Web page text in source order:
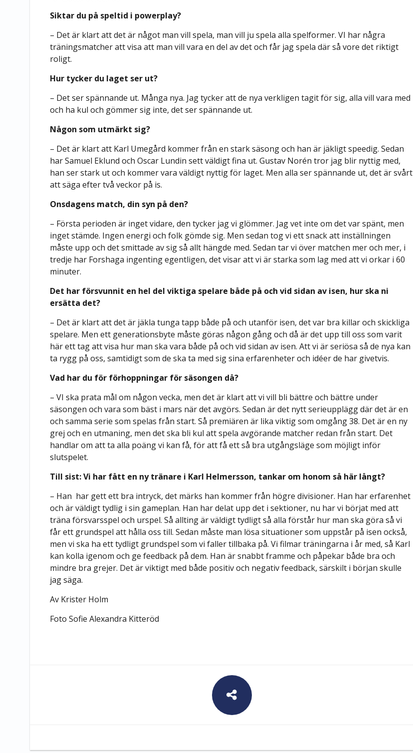
Siktar du på speltid i powerplay?
– Det är klart att det är något man vill spela, man vill ju spela alla spelformer. VI har några
träningsmatcher att visa att man vill vara en del av det och får jag spela där så vore det riktigt
roligt.
Hur tycker du laget ser ut?
– Det ser spännande ut. Många nya. Jag tycker att de nya verkligen tagit för sig, alla vill vara med
och ha kul och gömmer sig inte, det ser spännande ut.
Någon som utmärkt sig?
– Det är klart att Karl Umegård kommer från en stark säsong och han är jäkligt speedig. Sedan
har Samuel Eklund och Oscar Lundin sett väldigt fina ut. Gustav Norén tror jag blir nyttig med,
han ser stark ut och kommer vara väldigt nyttig för laget. Men alla ser spännande ut, det är svårt
att säga efter två veckor på is.
Onsdagens match, din syn på den?
– Första perioden är inget vidare, den tycker jag vi glömmer. Jag vet inte om det var spänt, men
inget stämde. Ingen energi och folk gömde sig. Men sedan tog vi ett snack att inställningen
måste upp och det smittade av sig så allt hängde med. Sedan tar vi över matchen mer och mer, i
tredje har Forshaga ingenting egentligen, det visar att vi är starka som lag med att vi orkar i 60
minuter.
Det har försvunnit en hel del viktiga spelare både på och vid sidan av isen, hur ska ni
ersätta det?
– Det är klart att det är jäkla tunga tapp både på och utanför isen, det var bra killar och skickliga
spelare. Men ett generationsbyte måste göras någon gång och då är det upp till oss som varit
här ett tag att visa hur man ska vara både på och vid sidan av isen. Att vi är seriösa så de nya kan
ta rygg på oss, samtidigt som de ska ta med sig sina erfarenheter och idéer de har givetvis.
Vad har du för förhoppningar för säsongen då?
– VI ska prata mål om någon vecka, men det är klart att vi vill bli bättre och bättre under
säsongen och vara som bäst i mars när det avgörs. Sedan är det nytt serieupplägg där det är en
och samma serie som spelas från start. Så premiären är lika viktig som omgång 38. Det är en ny
grej och en utmaning, men det ska bli kul att spela avgörande matcher redan från start. Det
handlar om att ta alla poäng vi kan få, för att få ett så bra utgångsläge som möjligt inför
slutspelet.
Till sist: Vi har fått en ny tränare i Karl Helmersson, tankar om honom så här långt?
– Han har gett ett bra intryck, det märks han kommer från högre divisioner. Han har erfarenhet
och är väldigt tydlig i sin gameplan. Han har delat upp det i sektioner, nu har vi börjat med att
träna försvarsspel och urspel. Så allting är väldigt tydligt så alla förstår hur man ska göra så vi
får ett grundspel att hålla oss till. Sedan måste man lösa situationer som uppstår på isen också,
men vi ska ha ett tydligt grundspel som vi faller tillbaka på. Vi filmar träningarna i år med, så Karl
kan kolla igenom och ge feedback på dem. Han är snabbt framme och påpekar både bra och
mindre bra grejer. Det är viktigt med både positiv och negativ feedback, särskilt i början skulle
jag säga.
Av Krister Holm
Foto Sofie Alexandra Kitteröd